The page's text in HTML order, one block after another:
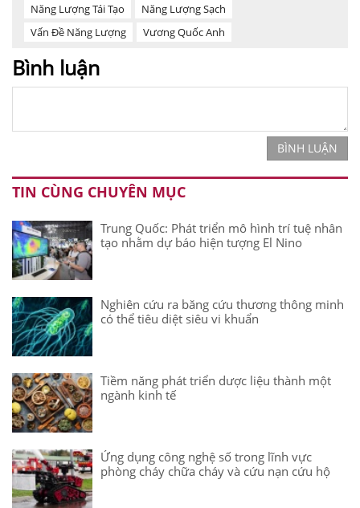
Năng Lượng Tái Tạo
Năng Lượng Sạch
Vấn Đề Năng Lượng
Vương Quốc Anh
Bình luận
BÌNH LUẬN
TIN CÙNG CHUYÊN MỤC
Trung Quốc: Phát triển mô hình trí tuệ nhân
tạo nhằm dự báo hiện tượng El Nino
Nghiên cứu ra băng cứu thương thông minh
có thể tiêu diệt siêu vi khuẩn
Tiềm năng phát triển dược liệu thành một
ngành kinh tế
Ứng dụng công nghệ số trong lĩnh vực
phòng cháy chữa cháy và cứu nạn cứu hộ